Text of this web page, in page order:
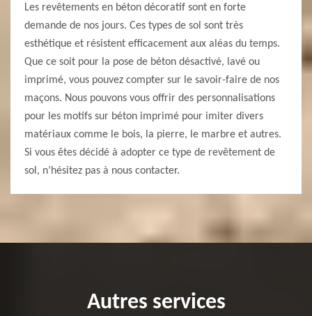
Les revêtements en béton décoratif sont en forte
demande de nos jours. Ces types de sol sont très
esthétique et résistent efficacement aux aléas du temps.
Que ce soit pour la pose de béton désactivé, lavé ou
imprimé, vous pouvez compter sur le savoir-faire de nos
maçons. Nous pouvons vous offrir des personnalisations
pour les motifs sur béton imprimé pour imiter divers
matériaux comme le bois, la pierre, le marbre et autres.
Si vous êtes décidé à adopter ce type de revêtement de
sol, n’hésitez pas à nous contacter.
Autres services